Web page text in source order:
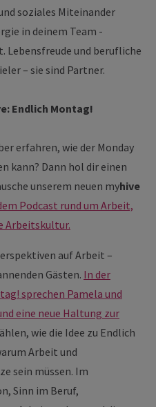
soziales Miteinander
in deinem Team -
Lebensfreude und berufliche
– sie sind Partner.
: Endlich Montag!
erfahren, wie der Monday
kann? Dann hol dir einen
unserem neuen myhive
Podcast rund um Arbeit,
Arbeitskultur.
auf Arbeit –
Gästen. In der
sprechen Pamela und
eine neue Haltung zur
wie die Idee zu Endlich
Arbeit und
sein müssen. Im
Sinn im Beruf,